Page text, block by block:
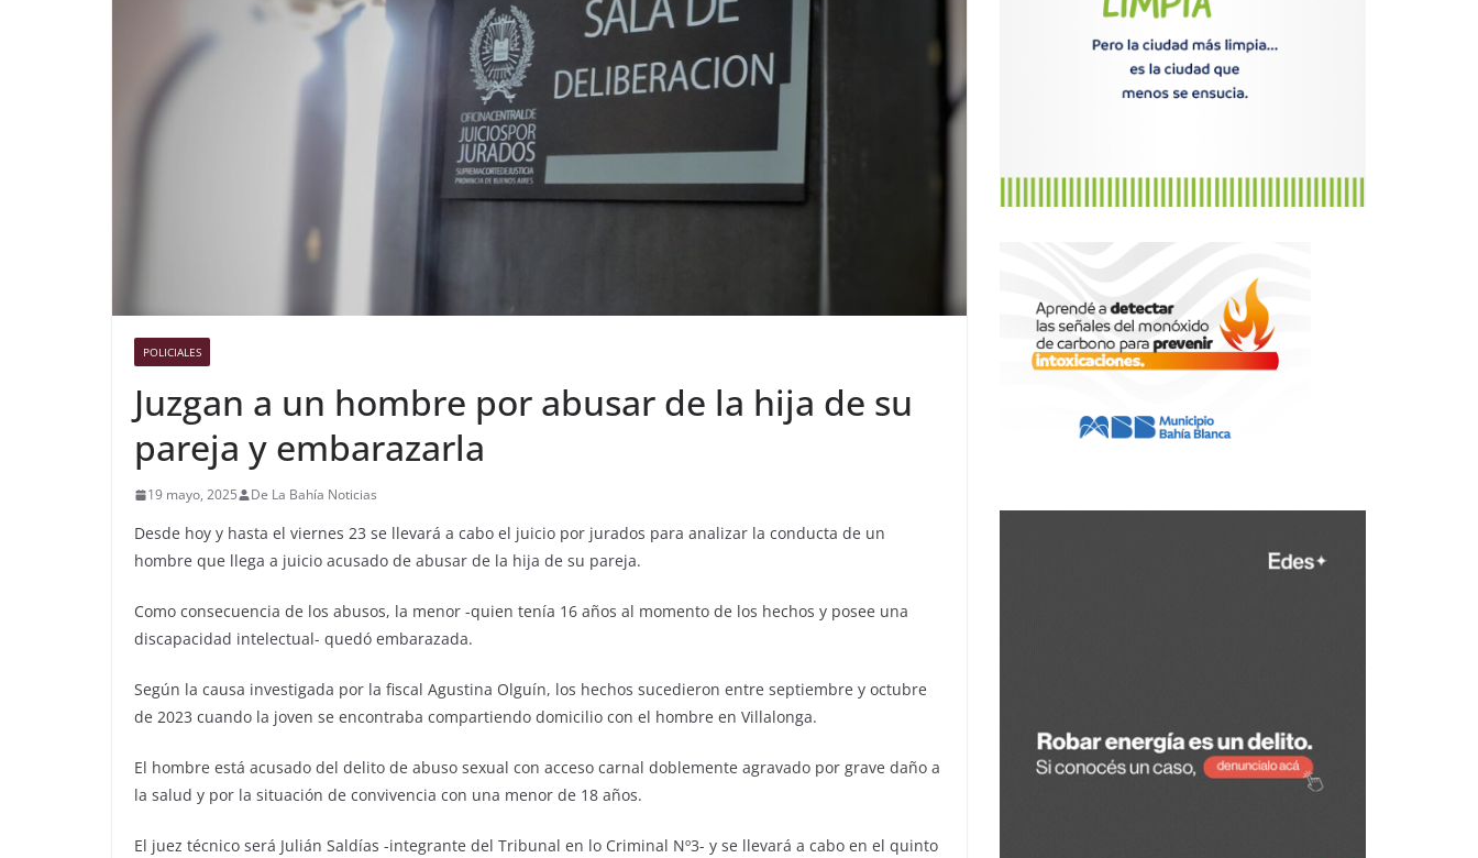
POLICIALES
Juzgan a un hombre por abusar de la hija de su
pareja y embarazarla
19 mayo, 2025 De La Bahía Noticias
Desde hoy y hasta el viernes 23 se llevará a cabo el juicio por jurados para analizar la conducta de un
hombre que llega a juicio acusado de abusar de la hija de su pareja.
Como consecuencia de los abusos, la menor -quien tenía 16 años al momento de los hechos y posee una
discapacidad intelectual- quedó embarazada.
Según la causa investigada por la fiscal Agustina Olguín, los hechos sucedieron entre septiembre y octubre
de 2023 cuando la joven se encontraba compartiendo domicilio con el hombre en Villalonga.
El hombre está acusado del delito de abuso sexual con acceso carnal doblemente agravado por grave daño a
la salud y por la situación de convivencia con una menor de 18 años.
El juez técnico será Julián Saldías -integrante del Tribunal en lo Criminal Nº3- y se llevará a cabo en el quinto